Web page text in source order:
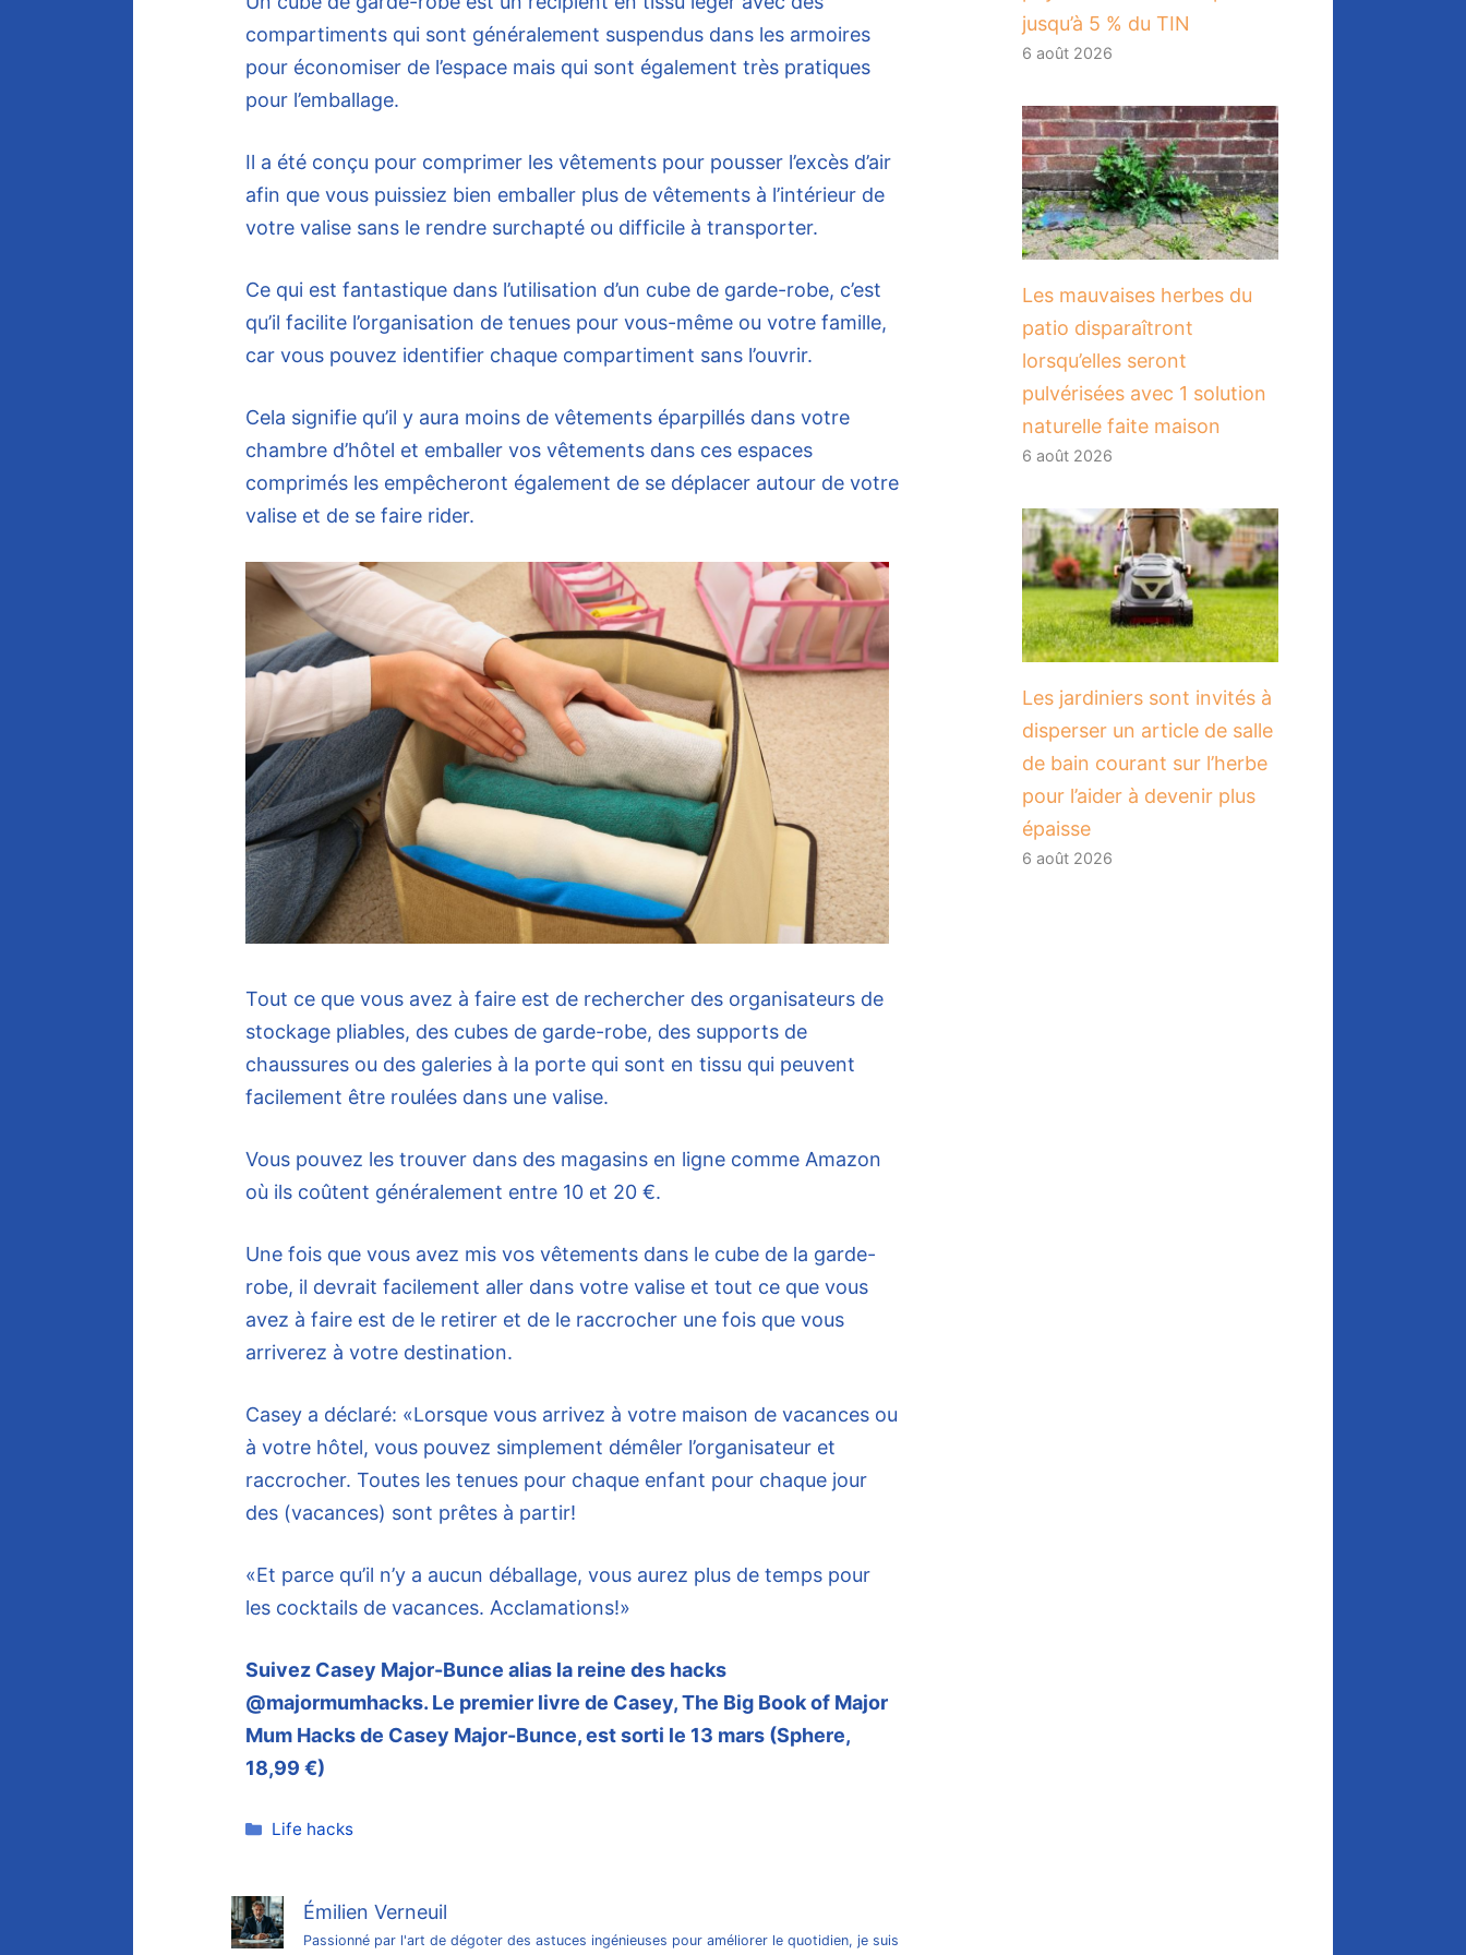
compartiments qui sont généralement suspendus dans les armoires
pour économiser de l’espace mais qui sont également très pratiques
pour l’emballage.
Il a été conçu pour comprimer les vêtements pour pousser l’excès d’air
afin que vous puissiez bien emballer plus de vêtements à l’intérieur de
votre valise sans le rendre surchapté ou difficile à transporter.
Ce qui est fantastique dans l’utilisation d’un cube de garde-robe, c’est
qu’il facilite l’organisation de tenues pour vous-même ou votre famille,
car vous pouvez identifier chaque compartiment sans l’ouvrir.
Cela signifie qu’il y aura moins de vêtements éparpillés dans votre
chambre d’hôtel et emballer vos vêtements dans ces espaces
comprimés les empêcheront également de se déplacer autour de votre
valise et de se faire rider.
Tout ce que vous avez à faire est de rechercher des organisateurs de
stockage pliables, des cubes de garde-robe, des supports de
chaussures ou des galeries à la porte qui sont en tissu qui peuvent
facilement être roulées dans une valise.
Vous pouvez les trouver dans des magasins en ligne comme Amazon
où ils coûtent généralement entre 10 et 20 €.
Une fois que vous avez mis vos vêtements dans le cube de la garde-
robe, il devrait facilement aller dans votre valise et tout ce que vous
avez à faire est de le retirer et de le raccrocher une fois que vous
arriverez à votre destination.
Casey a déclaré: «Lorsque vous arrivez à votre maison de vacances ou
à votre hôtel, vous pouvez simplement démêler l’organisateur et
raccrocher. Toutes les tenues pour chaque enfant pour chaque jour
des (vacances) sont prêtes à partir!
«Et parce qu’il n’y a aucun déballage, vous aurez plus de temps pour
les cocktails de vacances. Acclamations!»
Suivez Casey Major-Bunce alias la reine des hacks
@majormumhacks. Le premier livre de Casey, The Big Book of Major
Mum Hacks de Casey Major-Bunce, est sorti le 13 mars (Sphere,
18,99 €)
Catégories
Life hacks
Émilien Verneuil
Passionné par l'art de dégoter des astuces ingénieuses pour améliorer le quotidien, je suis
jusqu’à 5 % du TIN
6 août 2026
Les mauvaises herbes du
patio disparaîtront
lorsqu’elles seront
pulvérisées avec 1 solution
naturelle faite maison
6 août 2026
Les jardiniers sont invités à
disperser un article de salle
de bain courant sur l’herbe
pour l’aider à devenir plus
épaisse
6 août 2026